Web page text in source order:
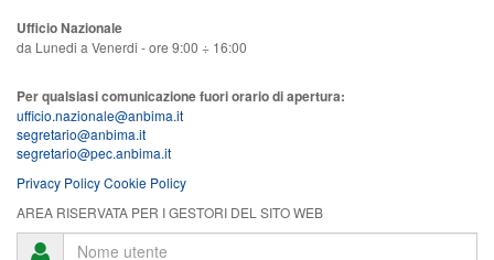
Ufficio Nazionale
da Lunedi a Venerdi - ore 9:00 ÷ 16:00
Per qualsiasi comunicazione fuori orario di apertura:
ufficio.nazionale@anbima.it
segretario@anbima.it
segretario@pec.anbima.it
Privacy PolicyCookie Policy
AREA RISERVATA PER I GESTORI DEL SITO WEB